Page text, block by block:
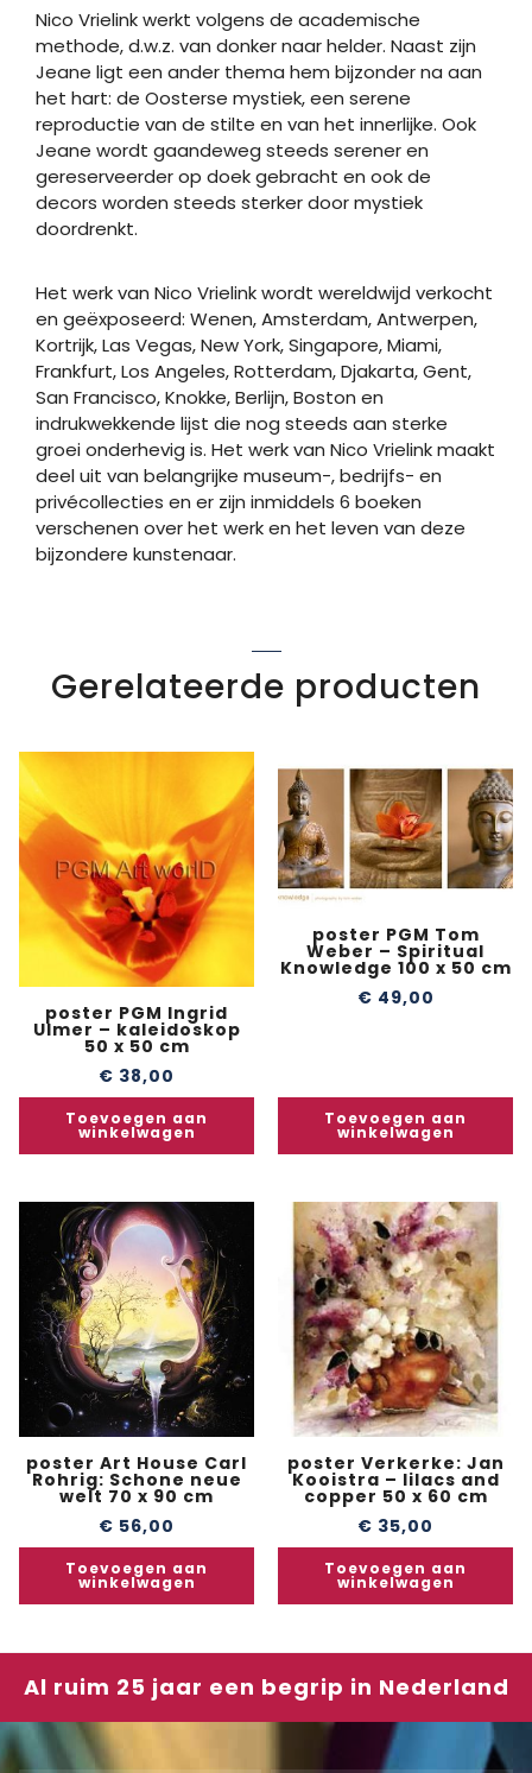
Nico Vrielink werkt volgens de academische
methode, d.w.z. van donker naar helder. Naast zijn
Jeane ligt een ander thema hem bijzonder na aan
het hart: de Oosterse mystiek, een serene
reproductie van de stilte en van het innerlijke. Ook
Jeane wordt gaandeweg steeds serener en
gereserveerder op doek gebracht en ook de
decors worden steeds sterker door mystiek
doordrenkt.
Het werk van Nico Vrielink wordt wereldwijd verkocht
en geëxposeerd: Wenen, Amsterdam, Antwerpen,
Kortrijk, Las Vegas, New York, Singapore, Miami,
Frankfurt, Los Angeles, Rotterdam, Djakarta, Gent,
San Francisco, Knokke, Berlijn, Boston en
indrukwekkende lijst die nog steeds aan sterke
groei onderhevig is. Het werk van Nico Vrielink maakt
deel uit van belangrijke museum-, bedrijfs- en
privécollecties en er zijn inmiddels 6 boeken
verschenen over het werk en het leven van deze
bijzondere kunstenaar.
Gerelateerde producten
poster PGM Ingrid
Ulmer – kaleidoskop
50 x 50 cm
€ 38,00
Toevoegen aan
winkelwagen
poster PGM Tom
Weber – Spiritual
Knowledge 100 x 50 cm
€ 49,00
Toevoegen aan
winkelwagen
poster Art House Carl
Rohrig: Schone neue
welt 70 x 90 cm
€ 56,00
Toevoegen aan
winkelwagen
poster Verkerke: Jan
Kooistra – lilacs and
copper 50 x 60 cm
€ 35,00
Toevoegen aan
winkelwagen
Al ruim 25 jaar een begrip in Nederland